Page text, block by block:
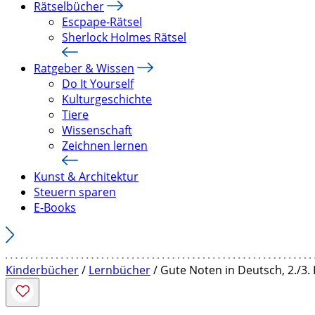
Rätselbücher
Escpape-Rätsel
Sherlock Holmes Rätsel
Ratgeber & Wissen
Do It Yourself
Kulturgeschichte
Tiere
Wissenschaft
Zeichnen lernen
Kunst & Architektur
Steuern sparen
E-Books
Kinderbücher/ Lernbücher/ Gute Noten in Deutsch, 2./3.